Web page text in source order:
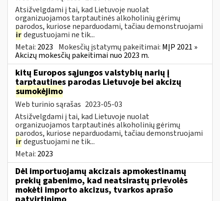
Atsižvelgdami į tai, kad Lietuvoje nuolat
organizuojamos tarptautinės alkoholinių gėrimų
parodos, kuriose neparduodami, tačiau demonstruojami
irdegustuojami ne tik...
Metai: 2023 Mokesčių įstatymų pakeitimai: MĮP 2021 »
Akcizų mokesčių pakeitimai nuo 2023 m.
kitų Europos sąjungos valstybių narių į
tarptautines parodas Lietuvoje bei akcizų
sumokėjimo
Web turinio sąrašas 2023-05-03
Atsižvelgdami į tai, kad Lietuvoje nuolat
organizuojamos tarptautinės alkoholinių gėrimų
parodos, kuriose neparduodami, tačiau demonstruojami
irdegustuojami ne tik...
Metai: 2023
Dėl importuojamų akcizais apmokestinamų
prekių gabenimo, kad neatsirastų prievolės
mokėti importo akcizus, tvarkos aprašo